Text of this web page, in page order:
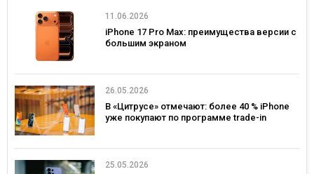
11.06.2026
iPhone 17 Pro Max: преимущества версии с
большим экраном
26.05.2026
В «Цитрусе» отмечают: более 40 % iPhone
уже покупают по программе trade-in
25.05.2026